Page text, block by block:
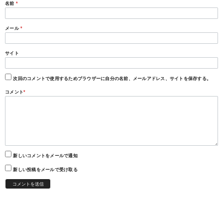
名前 *
メール *
サイト
次回のコメントで使用するためブラウザーに自分の名前、メールアドレス、サイトを保存する。
コメント*
新しいコメントをメールで通知
新しい投稿をメールで受け取る